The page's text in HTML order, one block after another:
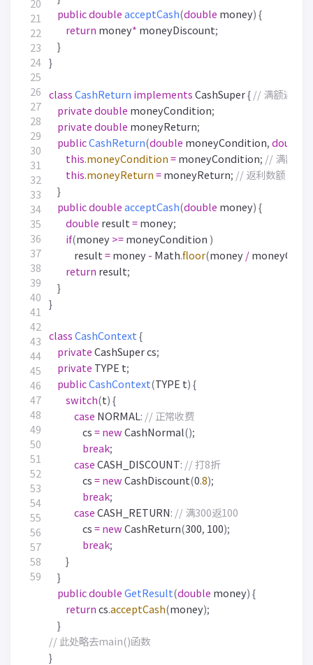
24
27
34
37
44
47
54
57
publicdouble acceptCash(double money) {
return money* moneyDiscount;
}
}
class CashReturn implements CashSuper{// 满额返利
private double moneyCondition;
private double moneyReturn;
publicCashReturn(double moneyCondition, double
this.moneyCondition =moneyCondition; // 满额数
this.moneyReturn =moneyReturn; // 返利数额
}
publicdouble acceptCash(double money) {
double result =money;
if(money>=moneyCondition )
result =money- Math.floor(money/
return result;
}
}
class CashContext {
private CashSupercs;
private TYPE t;
publicCashContext(TYPE t) {
switch(t) {
case NORMAL: // 正常收费
cs =new CashNormal();
break;
case CASH_DISCOUNT: // 打8折
cs =new CashDiscount(0.8);
break;
case CASH_RETURN: // 满300返100
cs =new CashReturn(300, 100);
break;
}
}
publicdouble GetResult(double money) {
return cs.acceptCash(money);
}
// 此处略去main()函数
}